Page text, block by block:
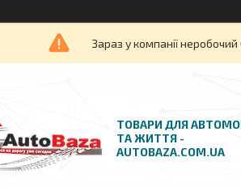
Зараз у компанії
ТОВАРИ ДЛЯ
ТА ЖИТТЯ -
AUTOBAZA.COM.UA